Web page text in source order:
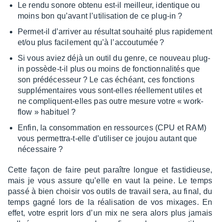
Le rendu sonore obtenu est-il meilleur, iden­tique ou
moins bon qu’avant l’uti­li­sa­tion de ce plug-in ?
Permet-il d’ar­ri­ver au résul­tat souhaité plus rapi­de­ment
et/ou plus faci­le­ment qu’à l’ac­cou­tu­mée ?
Si vous aviez déjà un outil du genre, ce nouveau plug-
in possède-t-il plus ou moins de fonc­tion­na­li­tés que
son prédé­ces­seur ? Le cas échéant, ces fonc­tions
supplé­men­taires vous sont-elles réel­le­ment utiles et
ne compliquent-elles pas outre mesure votre « work­
flow » habi­tuel ?
Enfin, la consom­ma­tion en ressources (CPU et RAM)
vous permet­tra-t-elle d’uti­li­ser ce joujou autant que
néces­saire ?
Cette façon de faire peut paraître longue et fasti­dieuse,
mais je vous assure qu’elle en vaut la peine. Le temps
passé à bien choi­sir vos outils de travail sera, au final, du
temps gagné lors de la réali­sa­tion de vos mixages. En
effet, votre esprit lors d’un mix ne sera alors plus jamais